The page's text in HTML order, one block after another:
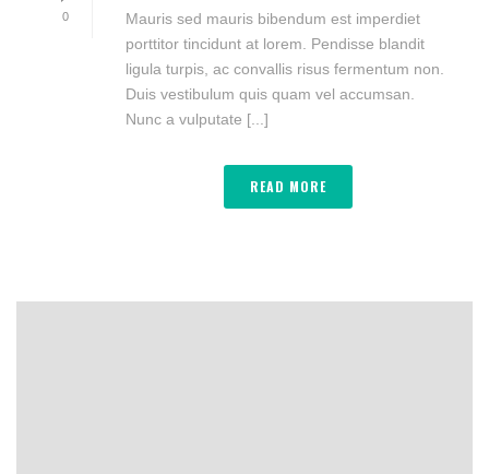
0
Mauris sed mauris bibendum est imperdiet
porttitor tincidunt at lorem. Pendisse blandit
ligula turpis, ac convallis risus fermentum non.
Duis vestibulum quis quam vel accumsan.
Nunc a vulputate [...]
READ MORE